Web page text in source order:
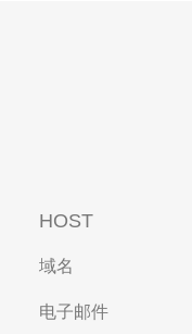
HOST
域名
电子邮件